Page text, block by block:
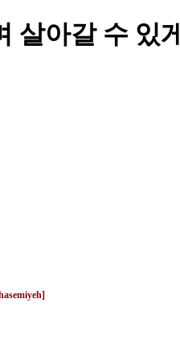
살아갈 수 있